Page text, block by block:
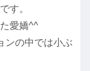
す。
愛嬌^^
ンの中では小ぶ